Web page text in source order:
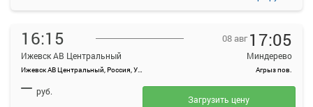
16:15
Ижевск АВ Центральный
Ижевск АВ Центральный, Россия, Удмуртская Республика, Ижевск, Красноармейская ул, 134А
08 авг 17:05
Миндерево
Агрыз пов.
— руб.
Загрузить цену